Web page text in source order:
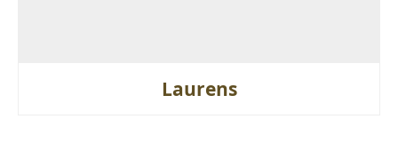
Laurens